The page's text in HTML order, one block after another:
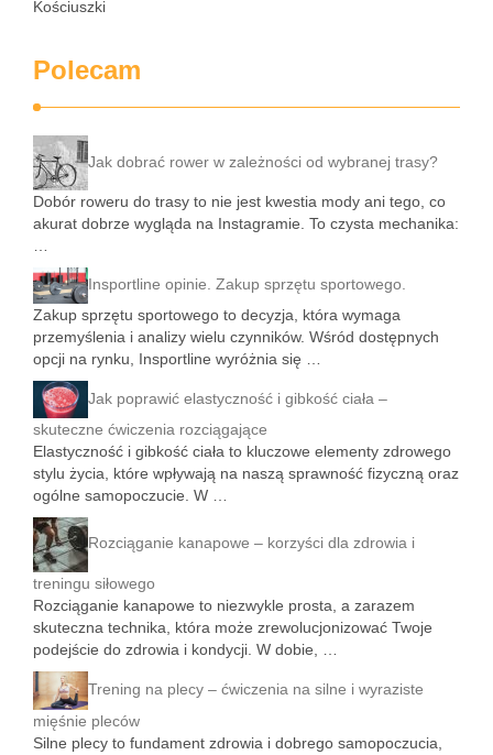
Kościuszki
Polecam
Jak dobrać rower w zależności od wybranej trasy?
Dobór roweru do trasy to nie jest kwestia mody ani tego, co
akurat dobrze wygląda na Instagramie. To czysta mechanika:
Insportline opinie. Zakup sprzętu sportowego.
Zakup sprzętu sportowego to decyzja, która wymaga
przemyślenia i analizy wielu czynników. Wśród dostępnych
opcji na rynku, Insportline wyróżnia się …
Jak poprawić elastyczność i gibkość ciała –
skuteczne ćwiczenia rozciągające
Elastyczność i gibkość ciała to kluczowe elementy zdrowego
stylu życia, które wpływają na naszą sprawność fizyczną oraz
ogólne samopoczucie. W …
Rozciąganie kanapowe – korzyści dla zdrowia i
treningu siłowego
Rozciąganie kanapowe to niezwykle prosta, a zarazem
skuteczna technika, która może zrewolucjonizować Twoje
podejście do zdrowia i kondycji. W dobie, …
Trening na plecy – ćwiczenia na silne i wyraziste
mięśnie pleców
Silne plecy to fundament zdrowia i dobrego samopoczucia,